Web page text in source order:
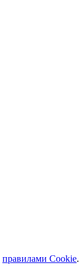
правилами Сookie.